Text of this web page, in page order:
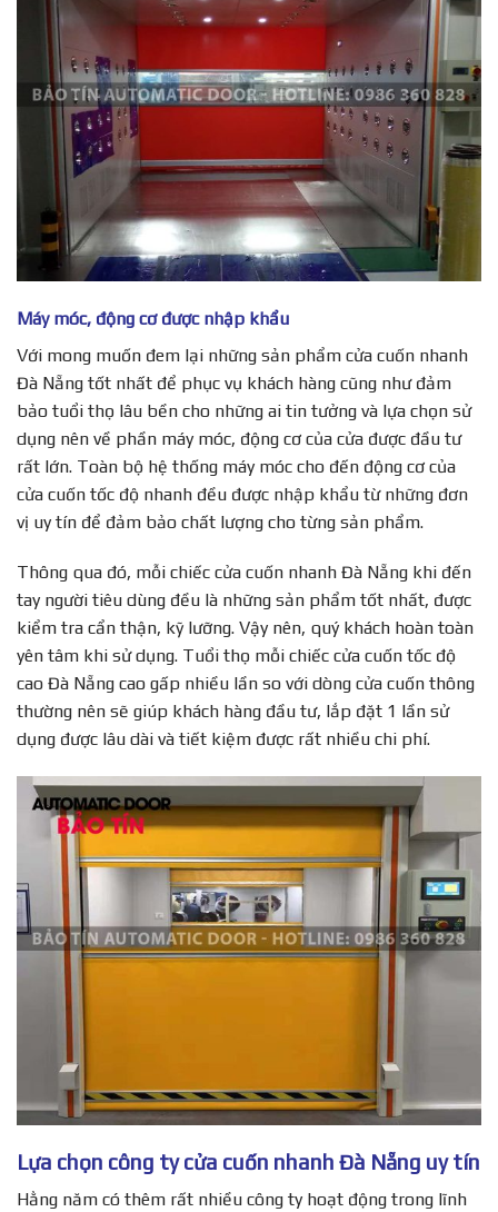
Máy móc, động cơ được nhập khẩu
Với mong muốn đem lại những sản phẩm cửa cuốn nhanh
Đà Nẵng tốt nhất để phục vụ khách hàng cũng như đảm
bảo tuổi thọ lâu bền cho những ai tin tưởng và lựa chọn sử
dụng nên về phần máy móc, động cơ của cửa được đầu tư
rất lớn. Toàn bộ hệ thống máy móc cho đến động cơ của
cửa cuốn tốc độ nhanh đều được nhập khẩu từ những đơn
vị uy tín để đảm bảo chất lượng cho từng sản phẩm.
Thông qua đó, mỗi chiếc cửa cuốn nhanh Đà Nẵng khi đến
tay người tiêu dùng đều là những sản phẩm tốt nhất, được
kiểm tra cẩn thận, kỹ lưỡng. Vậy nên, quý khách hoàn toàn
yên tâm khi sử dụng. Tuổi thọ mỗi chiếc cửa cuốn tốc độ
cao Đà Nẵng cao gấp nhiều lần so với dòng cửa cuốn thông
thường nên sẽ giúp khách hàng đầu tư, lắp đặt 1 lần sử
dụng được lâu dài và tiết kiệm được rất nhiều chi phí.
Lựa chọn công ty cửa cuốn nhanh Đà Nẵng uy tín
Hằng năm có thêm rất nhiều công ty hoạt động trong lĩnh